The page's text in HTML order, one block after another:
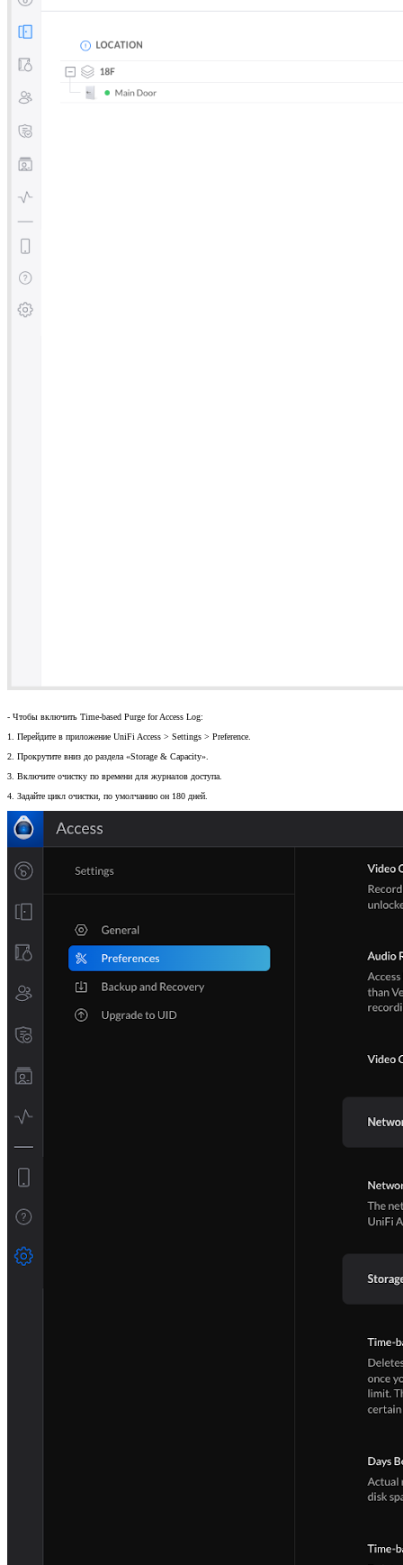
- Чтобы включить Time-based Purge for Access Log:
1. Перейдите в приложение UniFi Access > Settings > Preference.
2. Прокрутите вниз до раздела «Storage & Capacity».
3. Включите очистку по времени для журналов доступа.
4. Задайте цикл очистки, по умолчанию он 180 дней.